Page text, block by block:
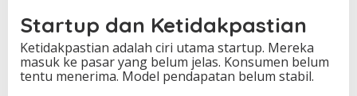
Startup dan Ketidakpastian
Ketidakpastian adalah ciri utama startup. Mereka
masuk ke pasar yang belum jelas. Konsumen belum
tentu menerima. Model pendapatan belum stabil.